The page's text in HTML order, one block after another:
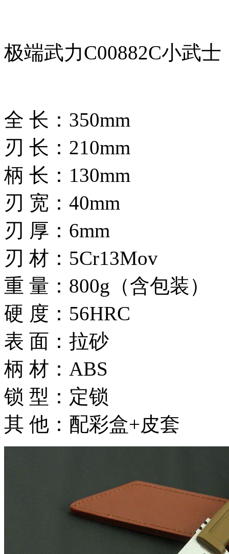
极端武力C00882C小武士
全 长：350mm
刃 长：210mm
柄 长：130mm
刃 宽：40mm
刃 厚：6mm
刃 材：5Cr13Mov
重 量：800g（含包装）
硬 度：56HRC
表 面：拉砂
柄 材：ABS
锁 型：定锁
其 他：配彩盒+皮套